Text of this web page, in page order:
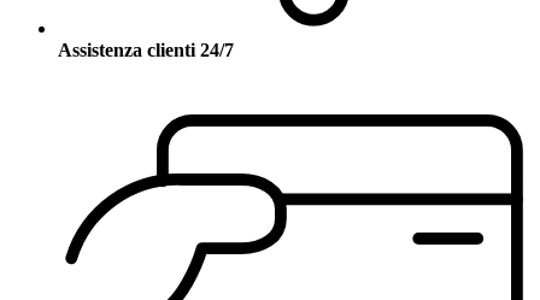
Assistenza clienti 24/7